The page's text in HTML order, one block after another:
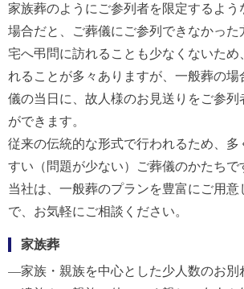
家族葬のようにご参列者を限定するよう
場合だと、ご葬儀にご参列できなかった
宅へ弔問に訪れることも少なくないため
れることが多々ありますが、一般葬の場
儀の当日に、故人様のお見送りをご参列
ができます。
従来の伝統的な形式で行われるため、多
すい（問題が少ない）ご葬儀のかたちで
当社は、一般葬のプランを豊富にご用意
で、お気軽にご相談ください。
家族葬
―家族・親族を中心とした少人数のお